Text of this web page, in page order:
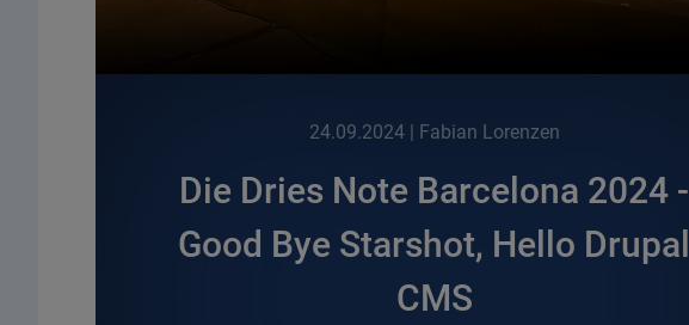
24.09.2024 | Fabian Lorenzen
Die Dries Note Barcelona 2024 -
Good Bye Starshot, Hello Drupal
CMS